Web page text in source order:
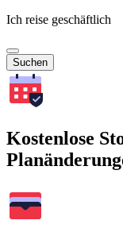
Ich reise geschäftlich
Suchen
Kostenlose